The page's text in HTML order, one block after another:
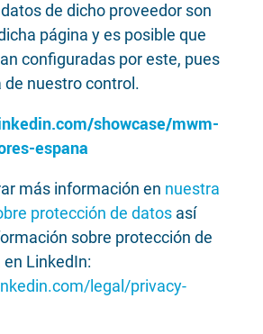
de dicho proveedor son
página y es posible que
configuradas por este, pues
nuestro control.
showcase/mwm-
espana
más información en nuestra
protección de datosasí
sobre protección de
LinkedIn:
legal/privacy-